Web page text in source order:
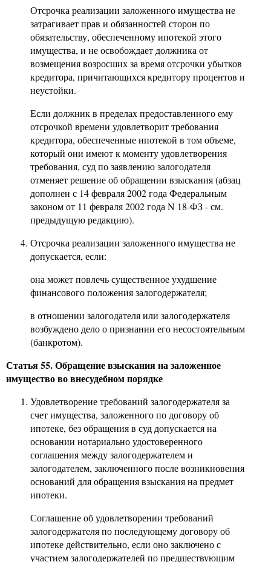
Отсрочка реализации заложенного имущества не
затрагивает прав и обязанностей сторон по
обязательству, обеспеченному ипотекой этого
имущества, и не освобождает должника от
возмещения возросших за время отсрочки убытков
кредитора, причитающихся кредитору процентов и
неустойки.
Если должник в пределах предоставленного ему
отсрочкой времени удовлетворит требования
кредитора, обеспеченные ипотекой в том объеме,
который они имеют к моменту удовлетворения
требования, суд по заявлению залогодателя
отменяет решение об обращении взыскания (абзац
дополнен с 14 февраля 2002 года Федеральным
законом от 11 февраля 2002 года N 18-ФЗ - см.
предыдущую редакцию).
Отсрочка реализации заложенного имущества не
допускается, если:
она может повлечь существенное ухудшение
финансового положения залогодержателя;
в отношении залогодателя или залогодержателя
возбуждено дело о признании его несостоятельным
(банкротом).
Статья 55. Обращение взыскания на заложенное
имущество во внесудебном порядке
Удовлетворение требований залогодержателя за
счет имущества, заложенного по договору об
ипотеке, без обращения в суд допускается на
основании нотариально удостоверенного
соглашения между залогодержателем и
залогодателем, заключенного после возникновения
оснований для обращения взыскания на предмет
ипотеки.
Соглашение об удовлетворении требований
залогодержателя по последующему договору об
ипотеке действительно, если оно заключено с
участием залогодержателей по предшествующим